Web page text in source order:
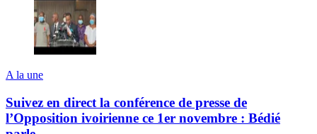
A la une
Suivez en direct la conférence de presse de
l’Opposition ivoirienne ce 1er novembre : Bédié